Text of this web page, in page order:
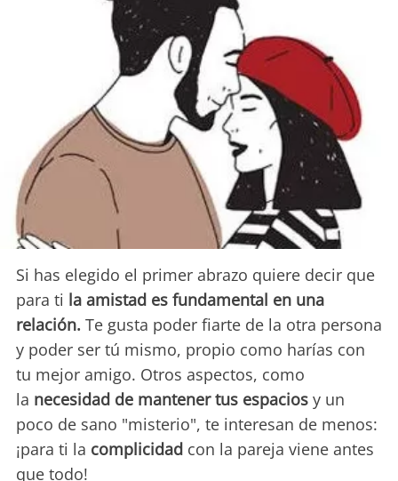
Si has elegido el primer abrazo quiere decir que
para ti la amistad es fundamental en una
relación. Te gusta poder fiarte de la otra persona
y poder ser tú mismo, propio como harías con
tu mejor amigo. Otros aspectos, como
la necesidad de mantener tus espacios y un
poco de sano "misterio", te interesan de menos:
¡para ti la complicidad con la pareja viene antes
que todo!